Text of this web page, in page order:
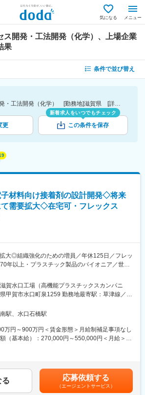
気になる メニュー
ス開発・工法開発（化学）、上場企業
果
条件で並び替え
[職種]製造プロセス開発・工法開発（化学） [勤務地]滋賀県 [詳細条件](会社・職場の環境)上場企業
更
新着求人をいつでもチェック
この条件を保存
子材料向け接着剤の設計開発◇将来
需要拡大◇在宅可・フレックス
拡大◎組織強化のための増員／年休125日／フレッ
年以上・プラスチック製品のパイオニア／世界
け導電性材料や樹脂材料の新規設計・開発
造の設計を通じて、最適な性能を持つ材料を創
術サポート
賀水口工場（高機能プラスチックスカンパニ
甲賀市水口町泉1259 勤務地最寄駅：草津線／三
：屋内全面禁煙変更の範囲：会社の定める事業
ク含む）
駅、水口石橋駅
万円～900万円＜賃金形態＞月給制補足事項なし
（基本給）：270,000円～550,000円＜月給＞
当支給はありません。賃金はあくまでも目安の
を通じて上下する可能性があります。月給(月額)
た表記です。
る 応募依頼する
（エージェントサービス）